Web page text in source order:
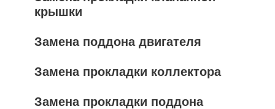
крышки
Замена поддона двигателя
Замена прокладки коллектора
Замена прокладки поддона